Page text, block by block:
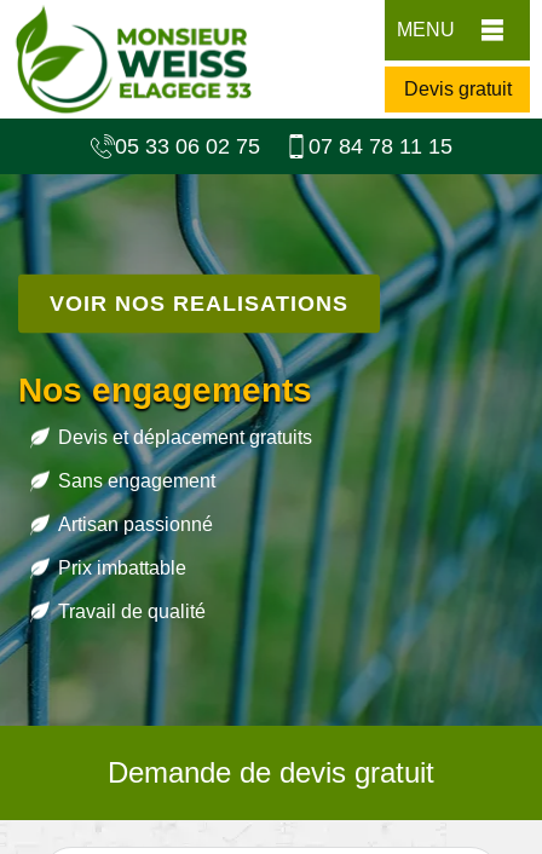
MENU
Devis gratuit
05 33 06 02 75 07 84 78 11 15
VOIR NOS REALISATIONS
Nos engagements
Devis et déplacement gratuits
Sans engagement
Artisan passionné
Prix imbattable
Travail de qualité
Demande de devis gratuit